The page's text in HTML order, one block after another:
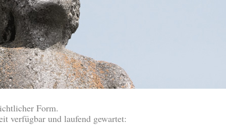
Form.
verfügbar und laufend gewartet: